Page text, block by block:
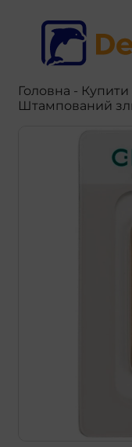
Головна - Купити
Штампований